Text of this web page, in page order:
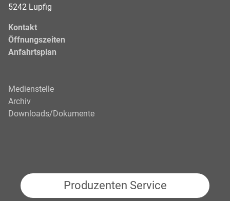
5242 Lupfig
Kontakt
Öffnungszeiten
Anfahrtsplan
Medienstelle
Archiv
Downloads/Dokumente
Produzenten Service